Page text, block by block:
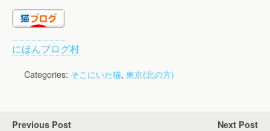
にほんブログ村
Categories: そこにいた猫, 東京(北の方)
Previous Post Next Post